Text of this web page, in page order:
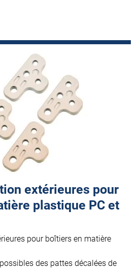
extérieures pour
plastique PC et
pour boîtiers en matière
des pattes décalées de